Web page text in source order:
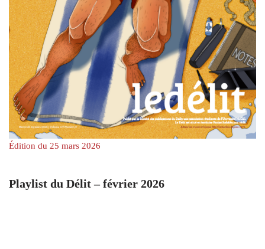
Édition du 25 mars 2026
Playlist du Délit – février 2026